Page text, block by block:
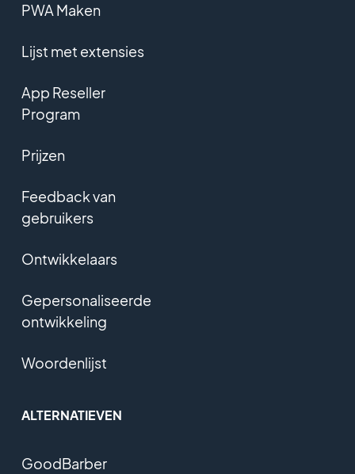
PWA Maken
Lijst met extensies
App Reseller
Program
Prijzen
Feedback van
gebruikers
Ontwikkelaars
Gepersonaliseerde
ontwikkeling
Woordenlijst
ALTERNATIEVEN
GoodBarber